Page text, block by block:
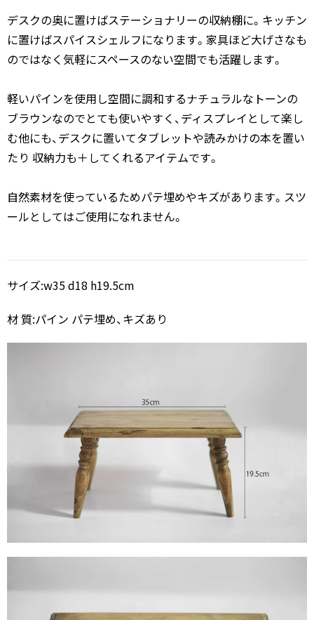
デスクの奥に置けばステーショナリーの収納棚に。キッチン
に置けばスパイスシェルフになります。家具ほど大げさなも
のではなく気軽にスペースのない空間でも活躍します。
軽いパインを使用し空間に調和するナチュラルなトーンの
ブラウンなのでとても使いやすく、ディスプレイとして楽し
む他にも、デスクに置いてタブレットや読みかけの本を置い
たり 収納力も＋してくれるアイテムです。
自然素材を使っているためパテ埋めやキズがあります。スツ
ールとしてはご使用になれません。
サイズ:w35 d18 h19.5cm
材 質:パイン パテ埋め、キズあり